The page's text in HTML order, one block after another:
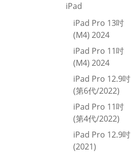
iPad
iPad Pro 13吋
(M4) 2024
iPad Pro 11吋
(M4) 2024
iPad Pro 12.9吋
(第6代/2022)
iPad Pro 11吋
(第4代/2022)
iPad Pro 12.9吋
(2021)